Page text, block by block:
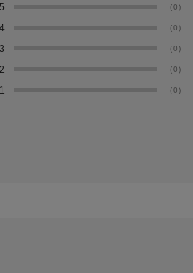
5 (0)
4 (0)
3 (0)
2 (0)
1 (0)